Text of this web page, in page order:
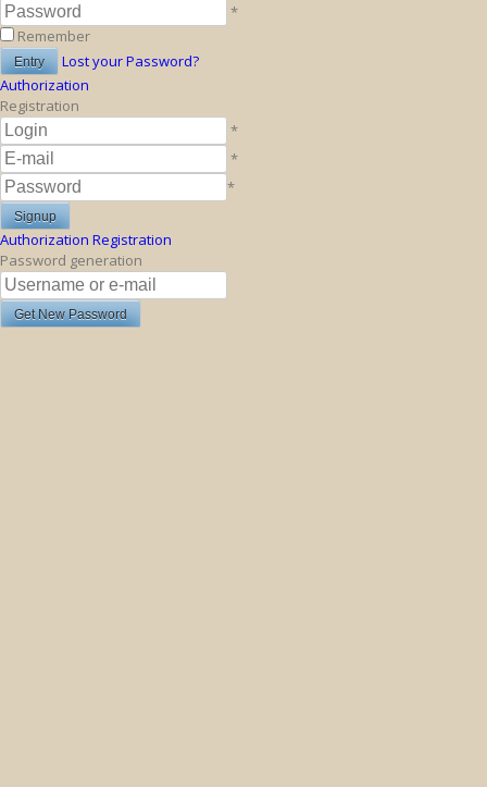
*
Remember
Lost your Password?
Authorization
Registration
*
*
*
Authorization Registration
Password generation